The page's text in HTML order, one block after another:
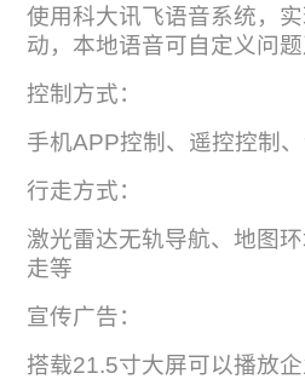
使用科大讯飞语音系统，
动，本地语音可自定义问
控制方式：
手机APP控制、遥控控制
行走方式：
激光雷达无轨导航、地图
走等
宣传广告：
搭载21.5寸大屏可以播放